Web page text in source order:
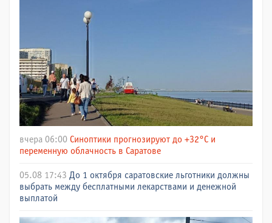
вчера 06:00 Синоптики прогнозируют до +32°C и
переменную облачность в Саратове
05.08 17:43 До 1 октября саратовские льготники должны
выбрать между бесплатными лекарствами и денежной
выплатой